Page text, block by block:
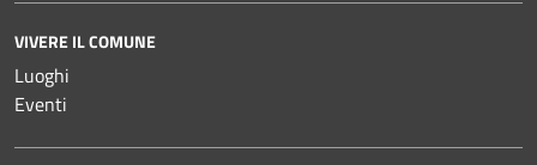
VIVERE IL COMUNE
Luoghi
Eventi